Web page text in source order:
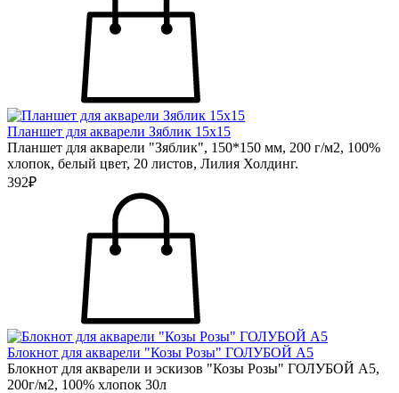
Планшет для акварели Зяблик 15х15
Планшет для акварели "Зяблик", 150*150 мм, 200 г/м2, 100%
хлопок, белый цвет, 20 листов, Лилия Холдинг.
392₽
Блокнот для акварели "Козы Розы" ГОЛУБОЙ А5
Блокнот для акварели и эскизов "Козы Розы" ГОЛУБОЙ А5,
200г/м2, 100% хлопок 30л